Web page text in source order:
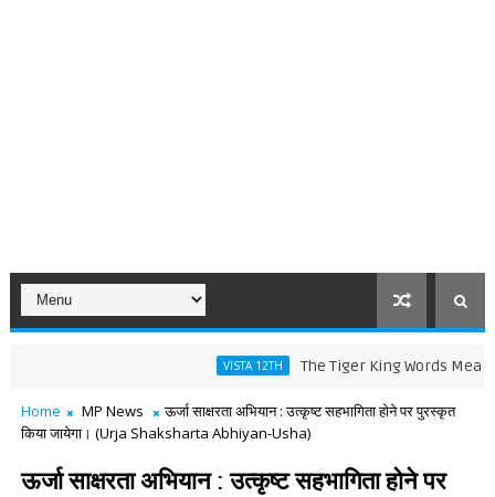
The Tiger King Words Meaning and
Home MP News
ऊर्जा साक्षरता अभियान : उत्कृष्ट सहभागिता होने पर पुरस्कृत
किया जायेगा। (Urja Shaksharta Abhiyan-Usha)
ऊर्जा साक्षरता अभियान : उत्कृष्ट सहभागिता होने पर